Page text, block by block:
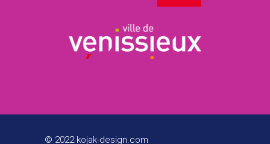
© 2022 kojak-design.com